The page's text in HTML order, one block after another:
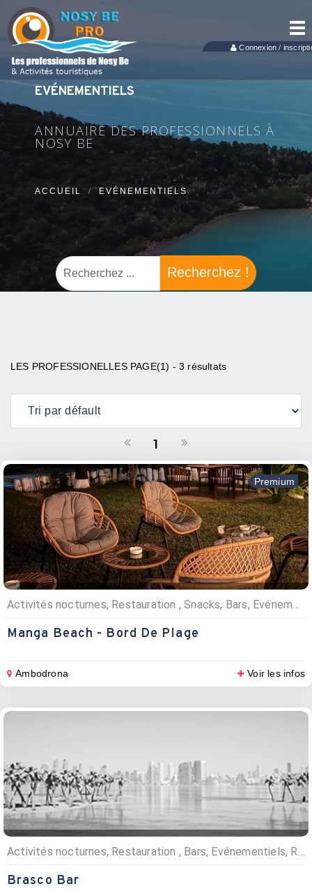
Connexion /
EVÉNEMENTIELS
ANNUAIRE DES PROFESSIONNELS À
NOSY BE
ACCUEIL EVÉNEMENTIELS
Recherchez !
LES PROFESSIONELLES PAGE(1) - 3 résultats
1
Premium
Activités nocturnes, Restauration , Snacks, Bars, Evénementiels, Restaurants
Manga Beach - Bord De Plage
Ambodrona Voir les infos
Brasco Bar